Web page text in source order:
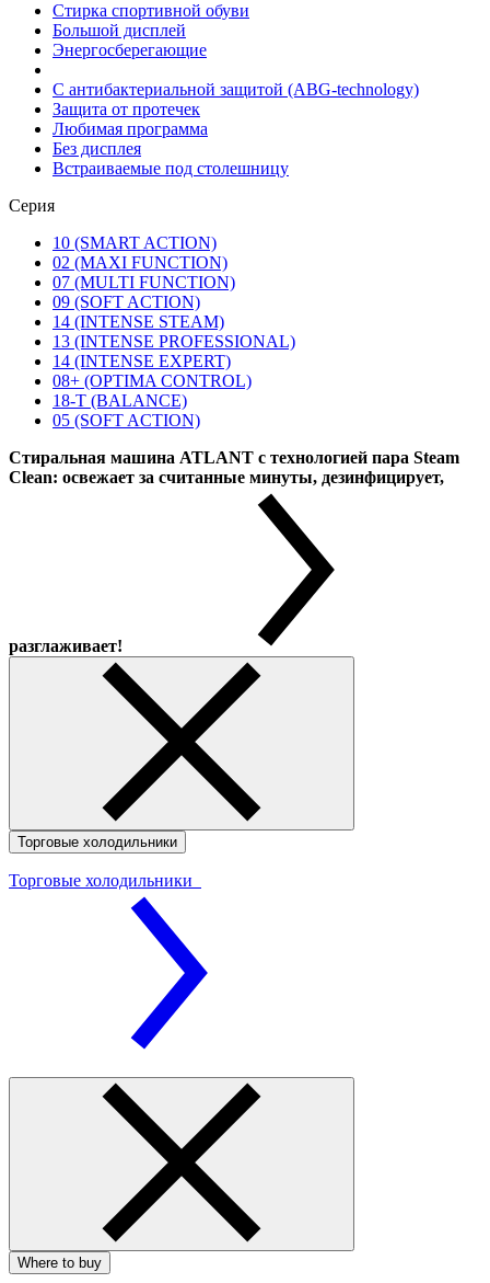
Стирка спортивной обуви
Большой дисплей
Энергосберегающие
С антибактериальной защитой (ABG-technology)
Защита от протечек
Любимая программа
Без дисплея
Встраиваемые под столешницу
Серия
10 (SMART ACTION)
02 (MAXI FUNCTION)
07 (MULTI FUNCTION)
09 (SOFT ACTION)
14 (INTENSE STEAM)
13 (INTENSE PROFESSIONAL)
14 (INTENSE EXPERT)
08+ (OPTIMA CONTROL)
18-T (BALANCE)
05 (SOFT ACTION)
Стиральная машина ATLANT с технологией пара Steam
Clean: освежает за считанные минуты, дезинфицирует,
разглаживает!
Торговые холодильники
Торговые холодильники
Where to buy